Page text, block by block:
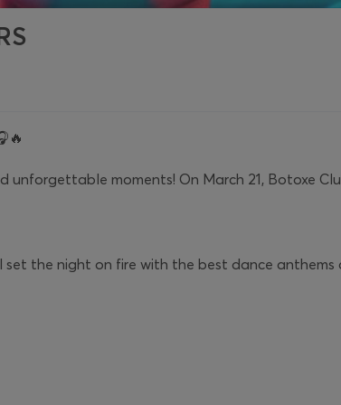
moments! On March 21, Botoxe
set the night on fire with the best dance